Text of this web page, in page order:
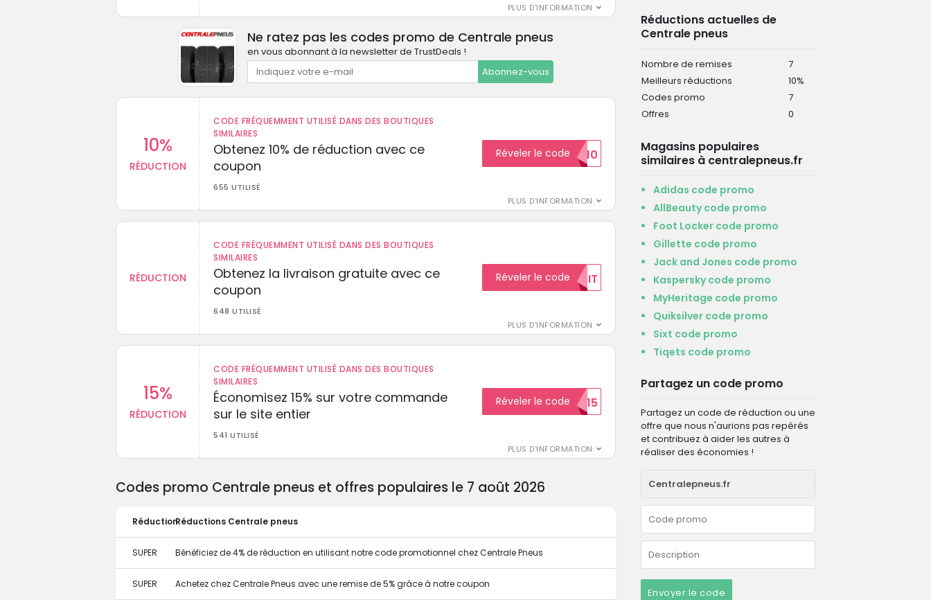
PLUS D'INFORMATION
Ne ratez pas les codes promo de Centrale pneus
en vous abonnant à la newsletter de TrustDeals !
Abonnez-vous
10%
RÉDUCTION
CODE FRÉQUEMMENT UTILISÉ DANS DES BOUTIQUES
SIMILAIRES
Obtenez 10% de réduction avec ce
coupon
655 UTILISÉ
PLUS D'INFORMATION
Réveler le code
REDUCTION10
RÉDUCTION
CODE FRÉQUEMMENT UTILISÉ DANS DES BOUTIQUES
SIMILAIRES
Obtenez la livraison gratuite avec ce
coupon
648 UTILISÉ
PLUS D'INFORMATION
Réveler le codeGRATUIT
15%
RÉDUCTION
CODE FRÉQUEMMENT UTILISÉ DANS DES BOUTIQUES
SIMILAIRES
Économisez 15% sur votre commande
sur le site entier
541 UTILISÉ
PLUS D'INFORMATION
Réveler le codeECON15
Réductions actuelles de
Centrale pneus
Nombre de remises
7
Meilleurs réductions
10%
Codes promo
7
Offres
0
Magasins populaires
similaires à centralepneus.fr
Adidas code promo
AllBeauty code promo
Foot Locker code promo
Gillette code promo
Jack and Jones code promo
Kaspersky code promo
MyHeritage code promo
Quiksilver code promo
Sixt code promo
Tiqets code promo
Partagez un code promo
Partagez un code de réduction ou une
offre que nous n'aurions pas repérés
et contribuez à aider les autres à
réaliser des économies !
Envoyer le code
Codes promo Centrale pneus et offres populaires le 7 août 2026
RéductionRéductions Centrale pneus
SUPER Bénéficiez de 4% de réduction en utilisant notre code promotionnel chez Centrale Pneus
SUPER Achetez chez Centrale Pneus avec une remise de 5% grâce à notre coupon